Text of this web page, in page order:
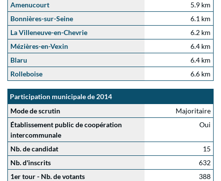
Amenucourt
5.9 km
Bonnières-sur-Seine
6.1 km
La Villeneuve-en-Chevrie
6.2 km
Mézières-en-Vexin
6.4 km
Blaru
6.4 km
Rolleboise
6.6 km
Participation municipale de 2014
Mode de scrutin
Majoritaire
Établissement public de coopération
intercommunale
Oui
Nb. de candidat
15
Nb. d'inscrits
632
1er tour - Nb. de votants
388